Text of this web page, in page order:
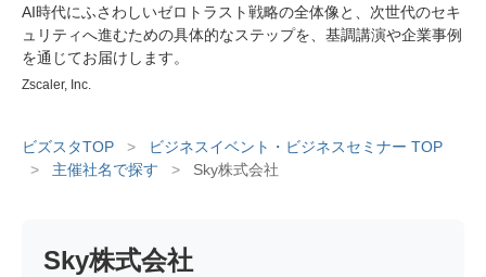
AI時代にふさわしいゼロトラスト戦略の全体像と、次世代のセキ
ュリティへ進むための具体的なステップを、基調講演や企業事例
を通じてお届けします。
Zscaler, Inc.
ビズスタTOP >
ビジネスイベント・ビジネスセミナー TOP
>
主催社名で探す > Sky株式会社
Sky株式会社